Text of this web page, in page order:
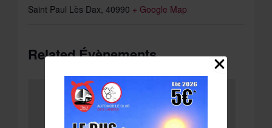
Saint Paul Lès Dax 40990 + Google Map
Related Évènements